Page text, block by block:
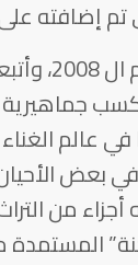
إضافته على
أطلقت نبيلة أول
كسب
عالم
بعض
من